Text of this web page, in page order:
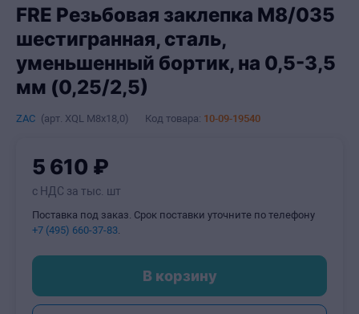
FRE Резьбовая заклепка М8/035
шестигранная, сталь,
уменьшенный бортик, на 0,5-3,5
мм (0,25/2,5)
ZAC (арт. XQL M8x18,0) Код товара: 10-09-19540
5 610 ₽
с НДС за тыс. шт
Поставка под заказ. Срок поставки уточните по телефону
+7 (495) 660-37-83.
В корзину